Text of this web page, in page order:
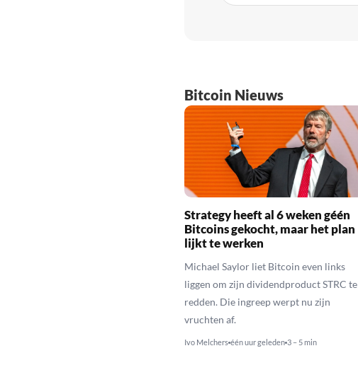
Bitcoin Nieuws
Strategy heeft al 6 weken géén
Bitcoins gekocht, maar het plan
lijkt te werken
Michael Saylor liet Bitcoin even links
liggen om zijn dividendproduct STRC te
redden. Die ingreep werpt nu zijn
vruchten af.
Ivo Melchers één uur geleden 3 – 5 min